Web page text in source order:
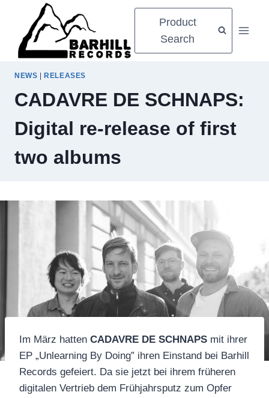
springen
Product
Search
NEWS RELEASES
CADAVRE DE SCHNAPS:
Digital re-release of first
two albums
Im März hatten CADAVRE DE SCHNAPS mit ihrer
EP „Unlearning By Doing” ihren Einstand bei Barhill
Records gefeiert. Da sie jetzt bei ihrem früheren
digitalen Vertrieb dem Frühjahrsputz zum Opfer